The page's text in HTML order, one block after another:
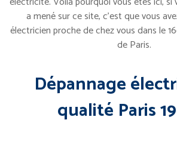
a mené sur ce site, c’est que vous
électricien proche de chez vous dans le
de Paris.
Dépannage
qualité Paris